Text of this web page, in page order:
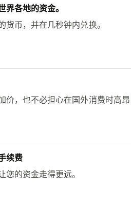
界各地的资金。
货币，并在几秒钟内兑换。
价，也不必担心在国外消费时高昂
续费
您的资金走得更远。